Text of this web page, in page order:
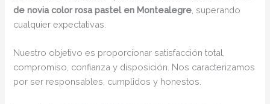
de novia color rosa pastel en Montealegre , superando
cualquier expectativas.
Nuestro objetivo es proporcionar satisfacción total,
compromiso, confianza y disposición. Nos caracterizamos
por ser responsables, cumplidos y honestos.